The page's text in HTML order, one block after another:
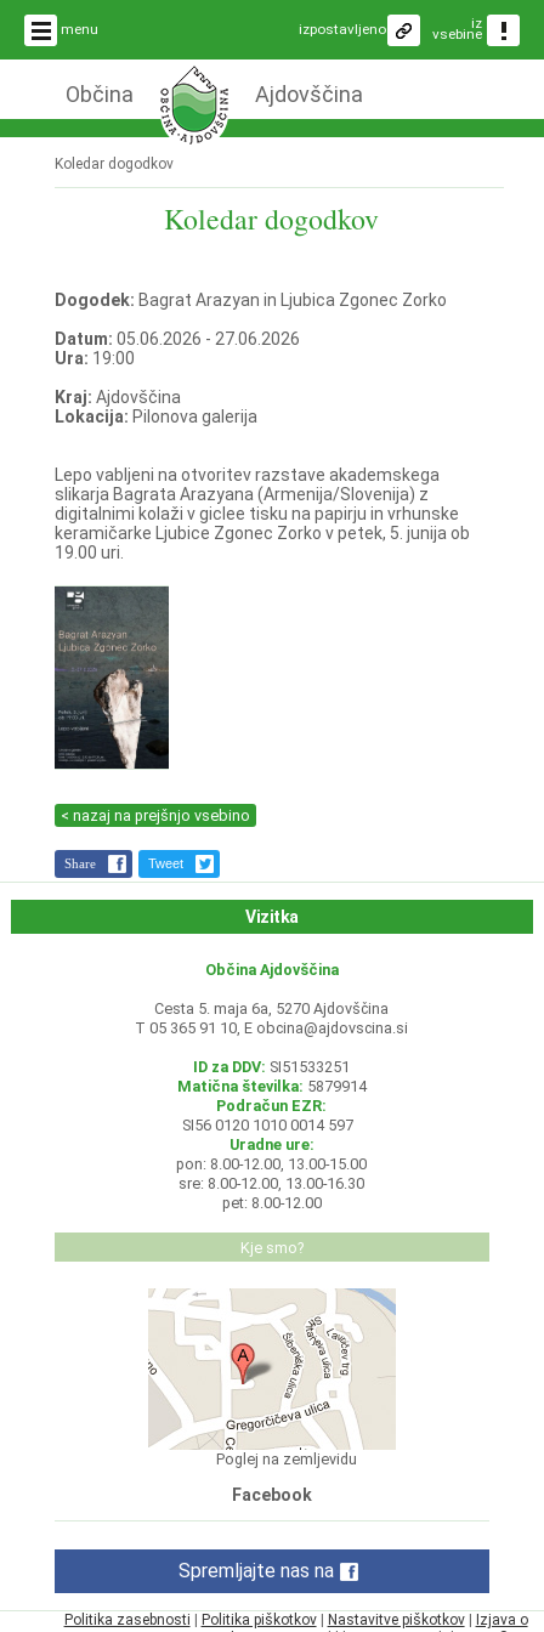
menu iz
vsebine
izpostavljeno
Občina Ajdovščina
Koledar dogodkov
Koledar dogodkov
Dogodek: Bagrat Arazyan in Ljubica Zgonec Zorko
Datum: 05.06.2026 - 27.06.2026
Ura: 19:00
Kraj: Ajdovščina
Lokacija: Pilonova galerija
Lepo vabljeni na otvoritev razstave akademskega
slikarja Bagrata Arazyana (Armenija/Slovenija) z
digitalnimi kolaži v giclee tisku na papirju in vrhunske
keramičarke Ljubice Zgonec Zorko v petek, 5. junija ob
19.00 uri.
< nazaj na prejšnjo vsebino
Share Tweet
Vizitka
Občina Ajdovščina
Cesta 5. maja 6a, 5270 Ajdovščina
T 05 365 91 10, E obcina@ajdovscina.si
ID za DDV: SI51533251
Matična številka: 5879914
Podračun EZR:
SI56 0120 1010 0014 597
Uradne ure:
pon: 8.00-12.00, 13.00-15.00
sre: 8.00-12.00, 13.00-16.30
pet: 8.00-12.00
Kje smo?
Poglej na zemljevidu
Facebook
Spremljajte nas na
Politika zasebnosti Politika piškotkov| Nastavitve piškotkov|
Izjava o